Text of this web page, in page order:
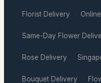
Florist Delivery ·
Same-Day Flower
Rose Delivery ·
Bouquet Delivery ·